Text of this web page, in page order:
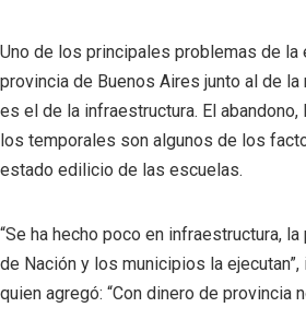
Uno de los principales problemas de la
provincia de Buenos Aires junto al de
es el de la infraestructura. El
los temporales son algunos de los
estado edilicio de las escuelas.
“Se ha hecho poco en infraestructura,
de Nación y los municipios la
quien agregó: “Con dinero de provincia